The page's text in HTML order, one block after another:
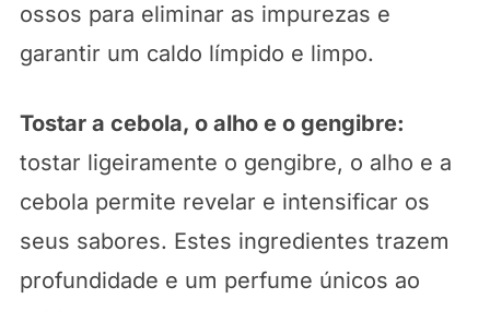
ossos para eliminar as impurezas e
garantir um caldo límpido e limpo.
Tostar a cebola, o alho e o gengibre:
tostar ligeiramente o gengibre, o alho e a
cebola permite revelar e intensificar os
seus sabores. Estes ingredientes trazem
profundidade e um perfume únicos ao